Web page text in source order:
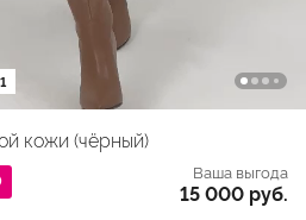
кожи (чёрный)
Ваша выгода
15 000 руб.